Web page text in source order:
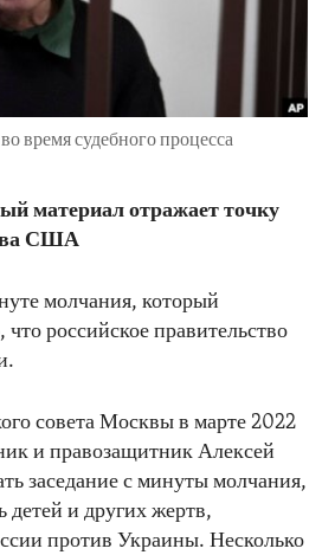
время судебного процесса
материал отражает точку
США
молчания, который
что российское правительство
совета Москвы в марте 2022
и правозащитник Алексей
заседание с минуты молчания,
детей и других жертв,
против Украины. Несколько